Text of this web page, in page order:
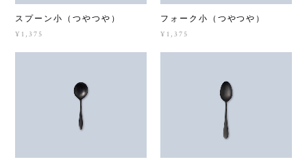
スプーン小（つやつや）
¥1,375
フォーク小（つやつや）
¥1,375